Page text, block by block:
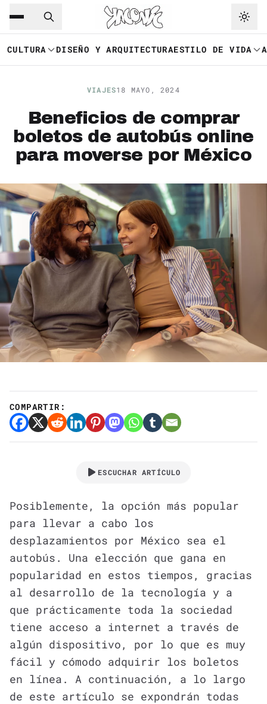
Saltar al contenido principal
CULTURA DISEÑO Y ARQUITECTURAESTILO DE VIDA
VIAJES18 MAYO, 2024
Beneficios de comprar
boletos de autobús online
para moverse por México
COMPARTIR:
ESCUCHAR ARTÍCULO
Posiblemente, la opción más popular
para llevar a cabo los
desplazamientos por México sea el
autobús. Una elección que gana en
popularidad en estos tiempos, gracias
al desarrollo de la tecnología y a
que prácticamente toda la sociedad
tiene acceso a internet a través de
algún dispositivo, por lo que es muy
fácil y cómodo adquirir los boletos
en línea. A continuación, a lo largo
de este artículo se expondrán todas